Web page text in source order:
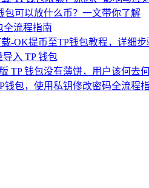
包可以放什么币？一文带你了解
全流程指南
-OK提币至TP钱包教程，详细步
入 TP 钱包
TP 钱包没有薄饼，用户该何去何
钱包，使用私钥修改密码全流程